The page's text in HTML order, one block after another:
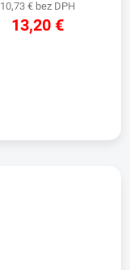
10,73 € bez DPH
13,20 €